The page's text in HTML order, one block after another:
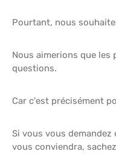
Pourtant, nous
Nous aimerions que les
questions.
Car c'est précisément
Si vous vous
vous conviendra,